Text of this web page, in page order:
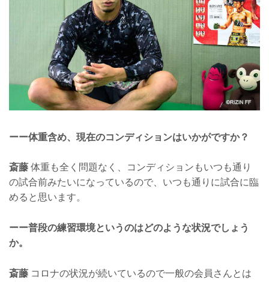
ーー体重含め、現在のコンディションはいかがですか？
斎藤 体重も全く問題なく、コンディションもいつも通り
の試合前みたいになっているので、いつも通りに試合に臨
めると思います。
ーー普段の練習環境というのはどのような状況でしょう
か。
斎藤 コロナの状況が続いているので一般の会員さんとは